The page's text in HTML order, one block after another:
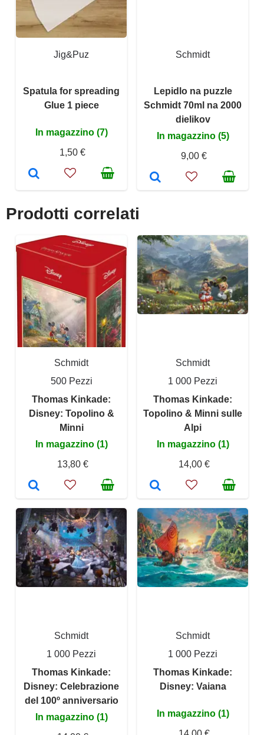
Jig&Puz
Spatula for spreading
Glue 1 piece
In magazzino (7)
1,50 €
Schmidt
Lepidlo na puzzle
Schmidt 70ml na 2000
dielikov
In magazzino (5)
9,00 €
Prodotti correlati
Schmidt
500 Pezzi
Thomas Kinkade:
Disney: Topolino &
Minni
In magazzino (1)
13,80 €
Schmidt
1 000 Pezzi
Thomas Kinkade:
Topolino & Minni sulle
Alpi
In magazzino (1)
14,00 €
Schmidt
1 000 Pezzi
Thomas Kinkade:
Disney: Celebrazione
del 100º anniversario
In magazzino (1)
Schmidt
1 000 Pezzi
Thomas Kinkade:
Disney: Vaiana
In magazzino (1)